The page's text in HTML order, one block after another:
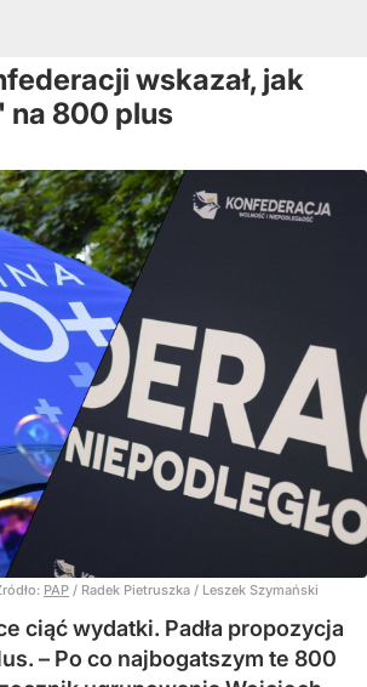
wskazał, jak
na 800 plus
PAP / Radek Pietruszka / Leszek Szymański
ciąć wydatki. Padła propozycja
– Po co najbogatszym te 800